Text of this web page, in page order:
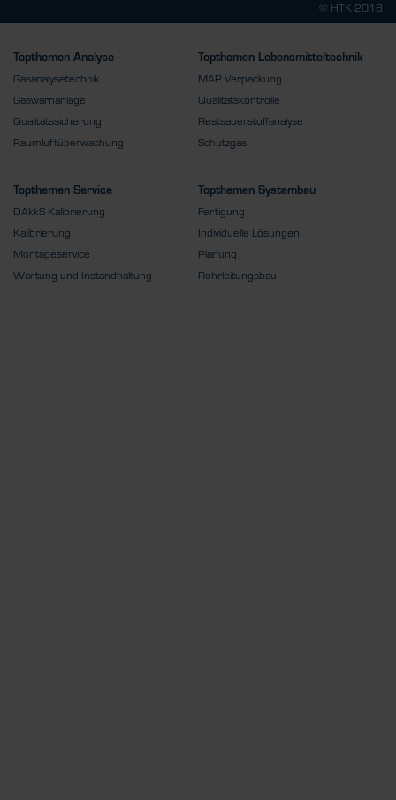
© HTK 2018
Topthemen Analyse
Gasanalysetechnik
Gaswarnanlage
Qualitätssicherung
Raumluftüberwachung
Topthemen Lebensmitteltechnik
MAP Verpackung
Qualitätskontrolle
Restsauerstoffanalyse
Schutzgas
Topthemen Service
DAkkS Kalibrierung
Kalibrierung
Montageservice
Wartung und Instandhaltung
Topthemen Systembau
Fertigung
Individuelle Lösungen
Planung
Rohrleitungsbau